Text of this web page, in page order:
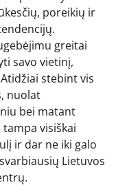
poreikių ir
greitai
savo vietinį,
stebint vis
nuolat
bei matant
visiškai
ir dar ne iki galo
Lietuvos